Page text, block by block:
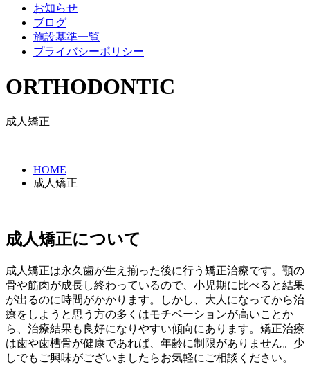
お知らせ
ブログ
施設基準一覧
プライバシーポリシー
ORTHODONTIC
成人矯正
HOME
成人矯正
成人矯正について
成人矯正は永久歯が生え揃った後に行う矯正治療です。顎の
骨や筋肉が成長し終わっているので、小児期に比べると結果
が出るのに時間がかかります。しかし、大人になってから治
療をしようと思う方の多くはモチベーションが高いことか
ら、治療結果も良好になりやすい傾向にあります。矯正治療
は歯や歯槽骨が健康であれば、年齢に制限がありません。少
しでもご興味がございましたらお気軽にご相談ください。